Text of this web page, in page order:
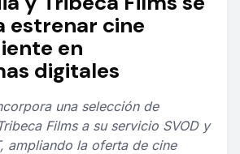
estrenar cine
en
digitales
una selección de
Films a su servicio SVOD y
ampliando la oferta de cine